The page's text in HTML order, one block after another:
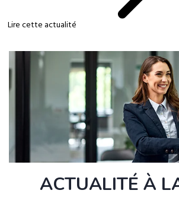
Lire cette actualité
ACTUALITÉ À